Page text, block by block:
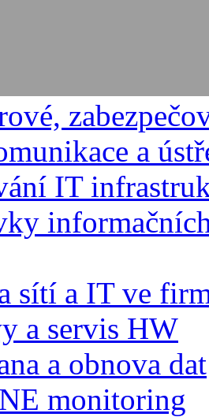
a
IT
sítí a IT ve
a servis HW
a obnova dat
monitoring